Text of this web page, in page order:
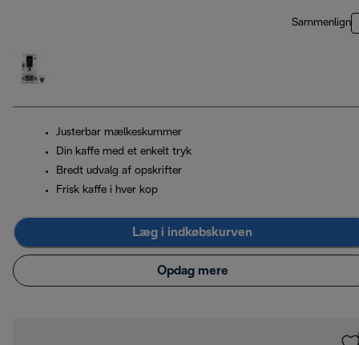
Sammenlign
Justerbar mælkeskummer
Din kaffe med et enkelt tryk
Bredt udvalg af opskrifter
Frisk kaffe i hver kop
Læg i indkøbskurven
Opdag mere